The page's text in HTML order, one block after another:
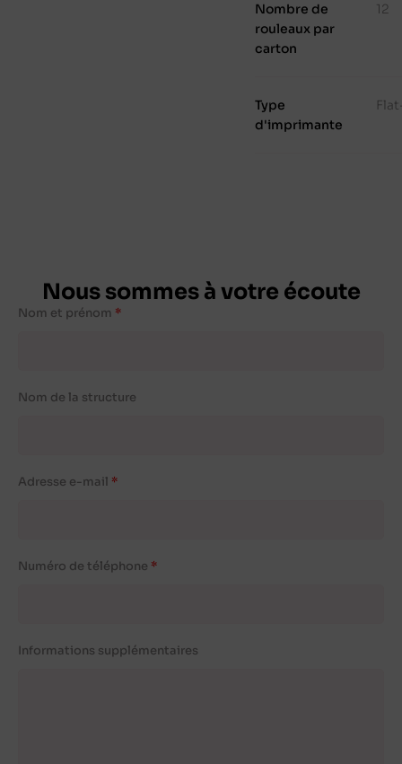
Nombre de
rouleaux par
carton
12
Type
d'imprimante
Nous sommes à votre écoute
Nom et prénom
Nom de la structure
Adresse e-mail
Numéro de téléphone
Informations supplémentaires